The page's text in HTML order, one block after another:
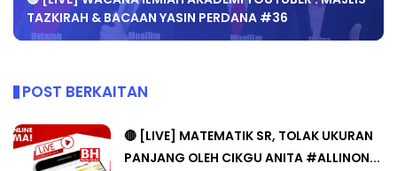
TAZKIRAH & BACAAN YASIN PERDANA #36
POST BERKAITAN
🔴 [LIVE] MATEMATIK SR, TOLAK UKURAN
PANJANG OLEH CIKGU ANITA #ALLINON...